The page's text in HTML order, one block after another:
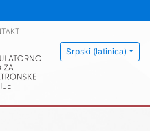
Srpski (latinica)